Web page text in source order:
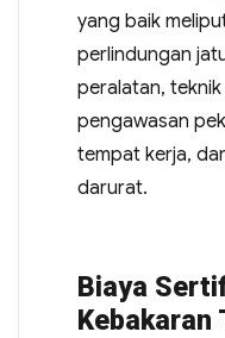
yang baik
perlindungan
peralatan,
pengawasan
tempat kerja,
darurat.
Biaya
Kebakaran